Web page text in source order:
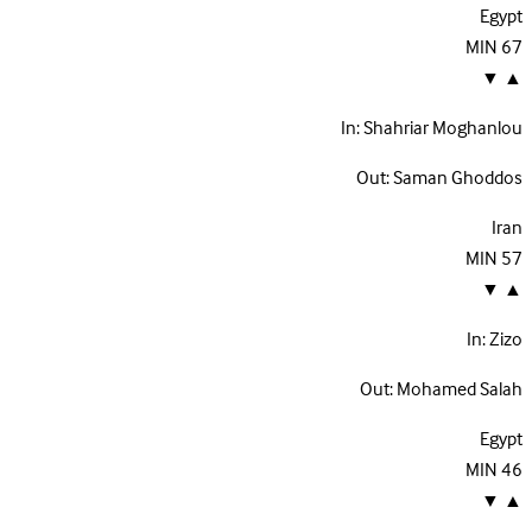
Egypt
67
MIN
▲
▼
In:Shahriar Moghanlou
Out:Saman Ghoddos
Iran
57
MIN
▲
▼
In:Zizo
Out:Mohamed Salah
Egypt
46
MIN
▲
▼